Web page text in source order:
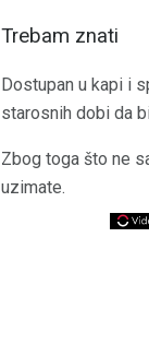
Trebam znati
Dostupan u kapi i
starosnih dobi da
Zbog toga što ne
uzimate.